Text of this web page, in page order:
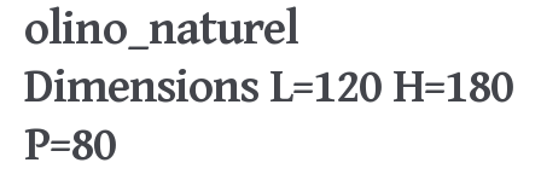
olino_naturel
Dimensions L=120 H=180
P=80